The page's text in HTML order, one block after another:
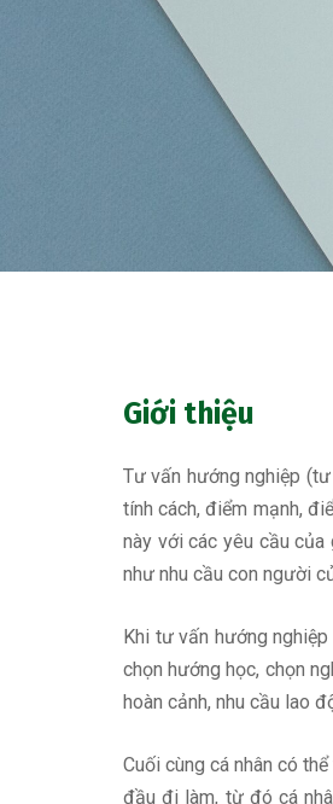
Giới thiệu
Tư vấn hướng nghiệp
tính cách, điểm mạnh,
này với các yêu cầu
như nhu cầu con người
Khi tư vấn hướng
chọn hướng học, chọn
hoàn cảnh, nhu cầu lao
Cuối cùng cá nhân có
đầu đi làm, từ đó cá